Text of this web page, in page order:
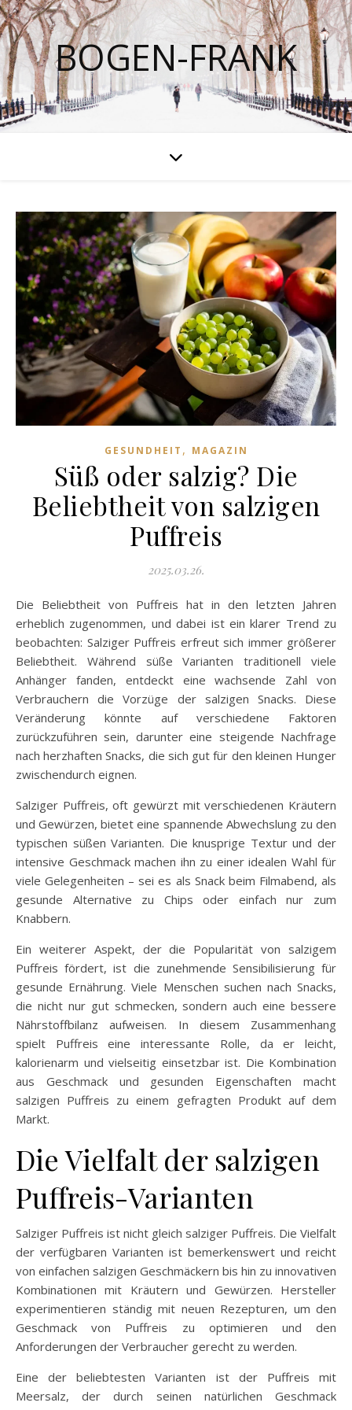
BOGEN-FRANK
GESUNDHEIT , MAGAZIN
Süß oder salzig? Die
Beliebtheit von salzigen
Puffreis
2025.03.26.
Die Beliebtheit von Puffreis hat in den letzten Jahren
erheblich zugenommen, und dabei ist ein klarer Trend zu
beobachten: Salziger Puffreis erfreut sich immer größerer
Beliebtheit. Während süße Varianten traditionell viele
Anhänger fanden, entdeckt eine wachsende Zahl von
Verbrauchern die Vorzüge der salzigen Snacks. Diese
Veränderung könnte auf verschiedene Faktoren
zurückzuführen sein, darunter eine steigende Nachfrage
nach herzhaften Snacks, die sich gut für den kleinen Hunger
zwischendurch eignen.
Salziger Puffreis, oft gewürzt mit verschiedenen Kräutern
und Gewürzen, bietet eine spannende Abwechslung zu den
typischen süßen Varianten. Die knusprige Textur und der
intensive Geschmack machen ihn zu einer idealen Wahl für
viele Gelegenheiten – sei es als Snack beim Filmabend, als
gesunde Alternative zu Chips oder einfach nur zum
Knabbern.
Ein weiterer Aspekt, der die Popularität von salzigem
Puffreis fördert, ist die zunehmende Sensibilisierung für
gesunde Ernährung. Viele Menschen suchen nach Snacks,
die nicht nur gut schmecken, sondern auch eine bessere
Nährstoffbilanz aufweisen. In diesem Zusammenhang
spielt Puffreis eine interessante Rolle, da er leicht,
kalorienarm und vielseitig einsetzbar ist. Die Kombination
aus Geschmack und gesunden Eigenschaften macht
salzigen Puffreis zu einem gefragten Produkt auf dem
Markt.
Die Vielfalt der salzigen
Puffreis-Varianten
Salziger Puffreis ist nicht gleich salziger Puffreis. Die Vielfalt
der verfügbaren Varianten ist bemerkenswert und reicht
von einfachen salzigen Geschmäckern bis hin zu innovativen
Kombinationen mit Kräutern und Gewürzen. Hersteller
experimentieren ständig mit neuen Rezepturen, um den
Geschmack von Puffreis zu optimieren und den
Anforderungen der Verbraucher gerecht zu werden.
Eine der beliebtesten Varianten ist der Puffreis mit
Meersalz, der durch seinen natürlichen Geschmack